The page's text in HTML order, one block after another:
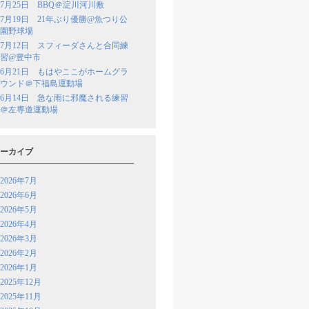
7月25日 BBQ＠淀川河川敷
7月19日 21年ぶり優勝@魚つり公
園野球場
7月12日 スフィーダさんと合同練
習@豊中市
6月21日 もはやここがホームグラ
ウンド＠下福島運動場
6月14日 急な雨に邪魔される練習
＠左専道運動場
カイブ
2026年7月
2026年6月
2026年5月
2026年4月
2026年3月
2026年2月
2026年1月
2025年12月
2025年11月